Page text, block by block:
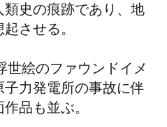
史の痕跡であり、地
させる。
世絵のファウンドイメ
力発電所の事故に伴
品も並ぶ。